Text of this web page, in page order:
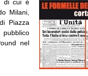
di cui è
Milani,
Piazza
nel